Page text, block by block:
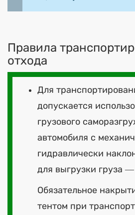
Правила
отхода
Для
допускается
грузового
автомобиля с
гидравлически
для выгрузки груза
Обязательное
тентом при